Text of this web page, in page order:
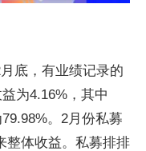
底，有业绩记录的
为4.16%，其中
。2月份私募
整体收益。私募排排